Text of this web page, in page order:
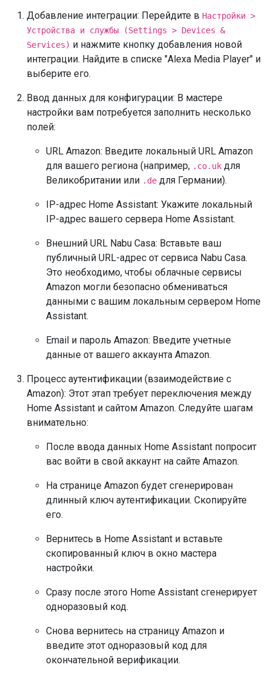
Добавление интеграции: Перейдите в Настройки >
Устройства и службы (Settings > Devices &
Services) и нажмите кнопку добавления новой
интеграции. Найдите в списке "Alexa Media Player" и
выберите его.
Ввод данных для конфигурации: В мастере
настройки вам потребуется заполнить несколько
полей:
URL Amazon: Введите локальный URL Amazon
для вашего региона (например, .co.uk для
Великобритании или .de для Германии).
IP-адрес Home Assistant: Укажите локальный
IP-адрес вашего сервера Home Assistant.
Внешний URL Nabu Casa: Вставьте ваш
публичный URL-адрес от сервиса Nabu Casa.
Это необходимо, чтобы облачные сервисы
Amazon могли безопасно обмениваться
данными с вашим локальным сервером Home
Assistant.
Email и пароль Amazon: Введите учетные
данные от вашего аккаунта Amazon.
Процесс аутентификации (взаимодействие с
Amazon): Этот этап требует переключения между
Home Assistant и сайтом Amazon. Следуйте шагам
внимательно:
После ввода данных Home Assistant попросит
вас войти в свой аккаунт на сайте Amazon.
На странице Amazon будет сгенерирован
длинный ключ аутентификации. Скопируйте
его.
Вернитесь в Home Assistant и вставьте
скопированный ключ в окно мастера
настройки.
Сразу после этого Home Assistant сгенерирует
одноразовый код.
Снова вернитесь на страницу Amazon и
введите этот одноразовый код для
окончательной верификации.